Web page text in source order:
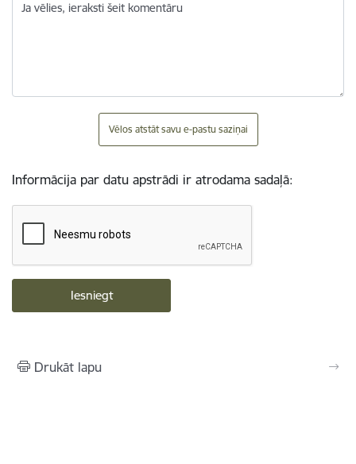
Ja vēlies, ieraksti šeit komentāru
Vēlos atstāt savu e-pastu saziņai
Informācija par datu apstrādi ir atrodama sadaļā:
Drukāt lapu